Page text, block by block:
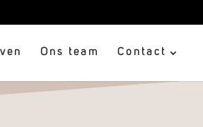
Ons team Contact